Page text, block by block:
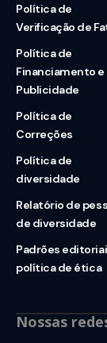
Política de
Verificação de
Política de
Financiamento e
Publicidade
Política de
Correções
Política de
diversidade
Relatório de
de diversidade
Padrões
política de ética
Nossas